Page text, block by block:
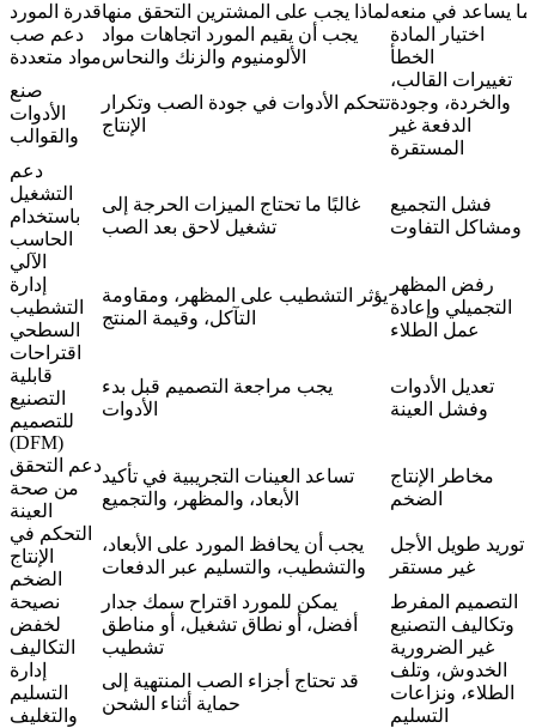
قدرة الموردلماذا يجب على المشترين التحقق منهاما يساعد في منعه
دعم صب
مواد متعددة
يجب أن يقيم المورد اتجاهات مواد
الألومنيوم والزنك والنحاس
اختيار المادة
الخطأ
صنع
الأدوات
والقوالب
تتحكم الأدوات في جودة الصب وتكرار
الإنتاج
تغييرات القالب،
والخردة، وجودة
الدفعة غير
المستقرة
دعم
التشغيل
باستخدام
الحاسب
الآلي
غالبًا ما تحتاج الميزات الحرجة إلى
تشغيل لاحق بعد الصب
فشل التجميع
ومشاكل التفاوت
إدارة
التشطيب
السطحي
يؤثر التشطيب على المظهر، ومقاومة
التآكل، وقيمة المنتج
رفض المظهر
التجميلي وإعادة
عمل الطلاء
اقتراحات
قابلية
التصنيع
للتصميم
(DFM)
يجب مراجعة التصميم قبل بدء
الأدوات
تعديل الأدوات
وفشل العينة
دعم التحقق
من صحة
العينة
تساعد العينات التجريبية في تأكيد
الأبعاد، والمظهر، والتجميع
مخاطر الإنتاج
الضخم
التحكم في
الإنتاج
الضخم
يجب أن يحافظ المورد على الأبعاد،
والتشطيب، والتسليم عبر الدفعات
توريد طويل الأجل
غير مستقر
نصيحة
لخفض
التكاليف
يمكن للمورد اقتراح سمك جدار
أفضل، أو نطاق تشغيل، أو مناطق
تشطيب
التصميم المفرط
وتكاليف التصنيع
غير الضرورية
إدارة
التسليم
والتغليف
قد تحتاج أجزاء الصب المنتهية إلى
حماية أثناء الشحن
الخدوش، وتلف
الطلاء، ونزاعات
التسليم